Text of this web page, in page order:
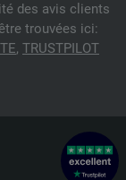
des avis clients
trouvées ici:
, TRUSTPILOT